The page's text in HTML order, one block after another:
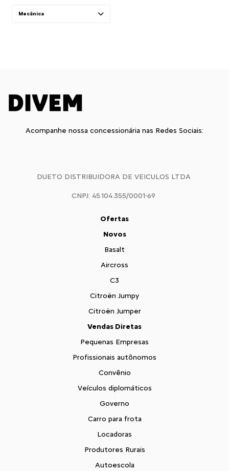
Mecânica
Acompanhe nossa concessionária nas Redes Sociais:
DUETO DISTRIBUIDORA DE VEICULOS LTDA
CNPJ: 45.104.355/0001-69
Ofertas
Novos
Basalt
Aircross
C3
Citroën Jumpy
Citroën Jumper
Vendas Diretas
Pequenas Empresas
Profissionais autônomos
Convênio
Veículos diplomáticos
Governo
Carro para frota
Locadoras
Produtores Rurais
Autoescola